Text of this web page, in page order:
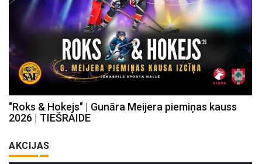
"Roks & Hokejs" | Gunāra Meijera piemiņas kauss
2026 | TIEŠRAIDE
AKCIJAS